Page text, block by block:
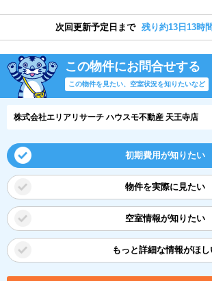
次回更新予定日まで 残り約13日13時
この物件にお問合せする
この物件を見たい、空室状況を知りたいなど
株式会社エリアリサーチ ハウスモ不動産 天王寺店
初期費用が知りたい
物件を実際に見たい
空室情報が知りたい
もっと詳細な情報がほし